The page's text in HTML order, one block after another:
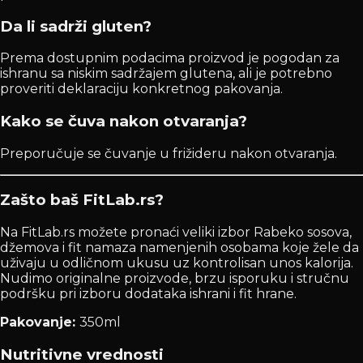
Da li sadrži gluten?
Prema dostupnim podacima proizvod je pogodan za
ishranu sa niskim sadržajem glutena, ali je potrebno
proveriti deklaraciju konkretnog pakovanja.
Kako se čuva nakon otvaranja?
Preporučuje se čuvanje u frižideru nakon otvaranja.
Zašto baš FitLab.rs?
Na FitLab.rs možete pronaći veliki izbor Rabeko sosova,
džemova i fit namaza namenjenih osobama koje žele da
uživaju u odličnom ukusu uz kontrolisan unos kalorija.
Nudimo originalne proizvode, brzu isporuku i stručnu
podršku pri izboru dodataka ishrani i fit hrane.
Pakovanje: 350ml
Nutritivne vrednosti